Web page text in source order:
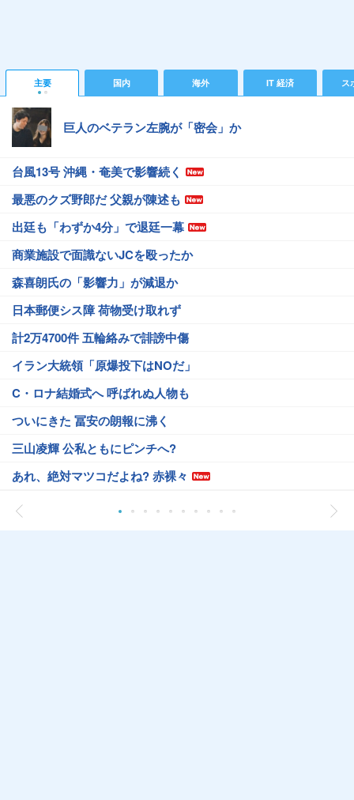
主要 国内 海外 IT 経済 ス
巨人のベテラン左腕が「密会」か
台風13号 沖縄・奄美で影響続く
最悪のクズ野郎だ 父親が陳述も
出廷も「わずか4分」で退廷一幕
商業施設で面識ないJCを殴ったか
森喜朗氏の「影響力」が減退か
日本郵便シス障 荷物受け取れず
計2万4700件 五輪絡みで誹謗中傷
イラン大統領「原爆投下はNOだ」
C・ロナ結婚式へ 呼ばれぬ人物も
ついにきた 冨安の朗報に沸く
三山凌輝 公私ともにピンチへ?
あれ、絶対マツコだよね? 赤裸々